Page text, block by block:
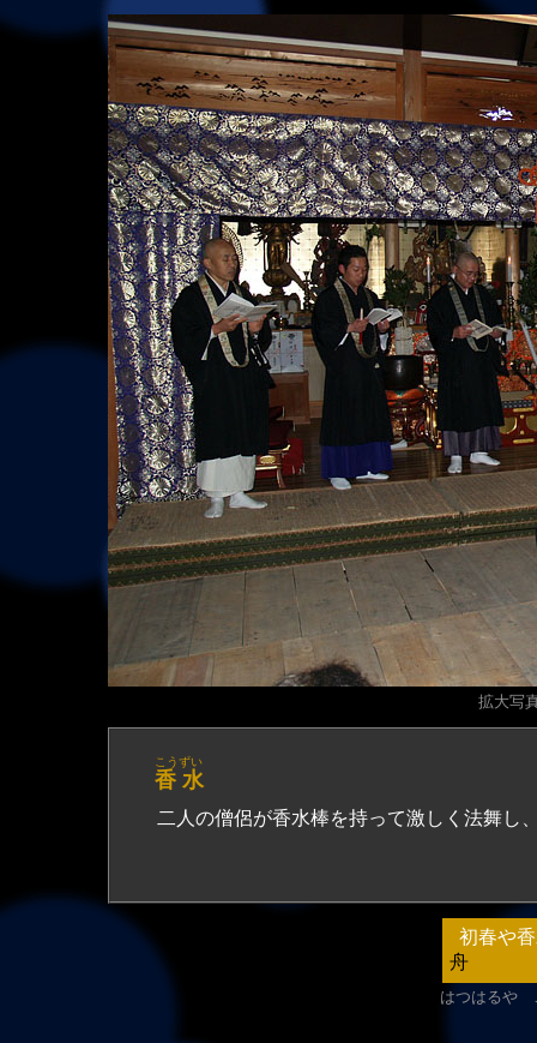
拡大写
香 水
こうずい
二人の僧侶が香水棒を持って激しく法舞し
初春や
舟
はつはるや